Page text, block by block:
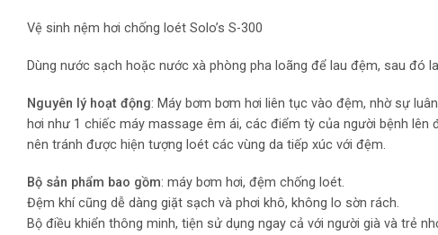
Vệ sinh nệm hơi chống loét Solo’s S-300
Dùng nước sạch hoặc nước xà phòng pha loãng để lau đệm, sau
Nguyên lý hoạt động: Máy bơm bơm hơi liên tục vào đệm, nhờ sự
hơi như 1 chiếc máy massage êm ái, các điểm tỳ của người bệnh
nên tránh được hiện tượng loét các vùng da tiếp xúc với đệm.
Bộ sản phẩm bao gồm: máy bơm hơi, đệm chống loét.
Đệm khí cũng dễ dàng giặt sạch và phơi khô, không lo sờn rách.
Bộ điều khiển thông minh, tiện sử dụng ngay cả với người già và trẻ